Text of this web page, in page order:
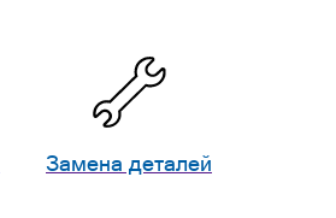
Замена деталей